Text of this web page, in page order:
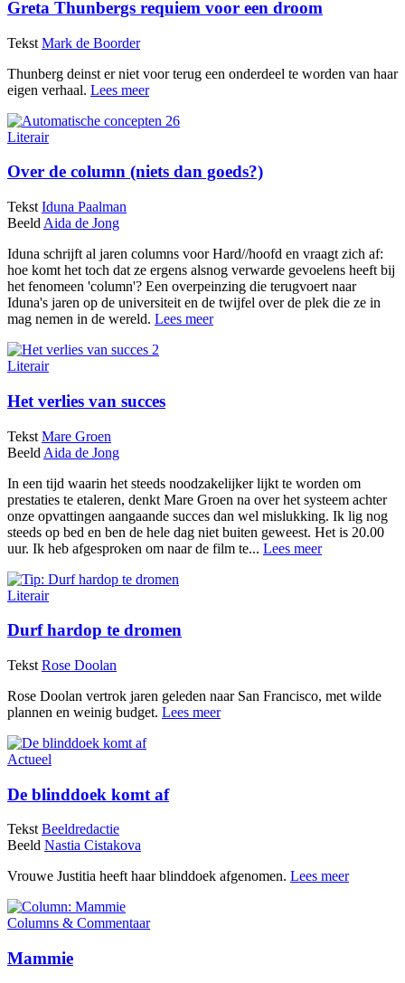
Greta Thunbergs requiem voor een droom
Tekst Mark de Boorder
Thunberg deinst er niet voor terug een onderdeel te worden van haar
eigen verhaal. Lees meer
Literair
Over de column (niets dan goeds?)
Tekst Iduna Paalman
Beeld Aida de Jong
Iduna schrijft al jaren columns voor Hard//hoofd en vraagt zich af:
hoe komt het toch dat ze ergens alsnog verwarde gevoelens heeft bij
het fenomeen 'column'? Een overpeinzing die terugvoert naar
Iduna's jaren op de universiteit en de twijfel over de plek die ze in
mag nemen in de wereld. Lees meer
Literair
Het verlies van succes
Tekst Mare Groen
Beeld Aida de Jong
In een tijd waarin het steeds noodzakelijker lijkt te worden om
prestaties te etaleren, denkt Mare Groen na over het systeem achter
onze opvattingen aangaande succes dan wel mislukking. Ik lig nog
steeds op bed en ben de hele dag niet buiten geweest. Het is 20.00
uur. Ik heb afgesproken om naar de film te... Lees meer
Literair
Durf hardop te dromen
Tekst Rose Doolan
Rose Doolan vertrok jaren geleden naar San Francisco, met wilde
plannen en weinig budget. Lees meer
Actueel
De blinddoek komt af
Tekst Beeldredactie
Beeld Nastia Cistakova
Vrouwe Justitia heeft haar blinddoek afgenomen. Lees meer
Columns & Commentaar
Mammie